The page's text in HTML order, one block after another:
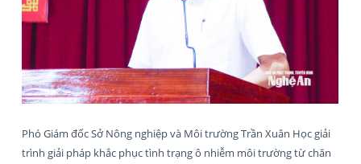
Phó Giám đốc Sở Nông nghiệp và Môi trường Trần Xuân Học giải
trình giải pháp khắc phục tình trạng ô nhiễm môi trường từ chăn